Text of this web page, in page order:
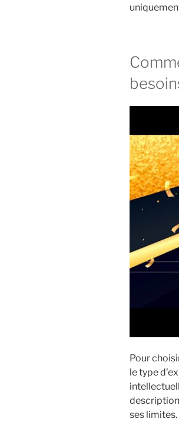
Pour
le type
ses limites.